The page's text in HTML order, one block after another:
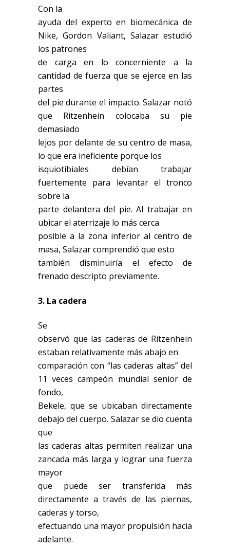
Con la
ayuda del experto en biomecánica de
Nike, Gordon Valiant, Salazar estudió
los patrones
de carga en lo concerniente a la
cantidad de fuerza que se ejerce en las
partes
del pie durante el impacto. Salazar notó
que Ritzenhein colocaba su pie
demasiado
lejos por delante de su centro de masa,
lo que era ineficiente porque los
isquiotibiales debían trabajar
fuertemente para levantar el tronco
sobre la
parte delantera del pie. Al trabajar en
ubicar el aterrizaje lo más cerca
posible a la zona inferior al centro de
masa, Salazar comprendió que esto
también disminuiría el efecto de
frenado descripto previamente.
3. La cadera
Se
observó que las caderas de Ritzenhein
estaban relativamente más abajo en
comparación con “las caderas altas” del
11 veces campeón mundial senior de
fondo,
Bekele, que se ubicaban directamente
debajo del cuerpo. Salazar se dio cuenta
que
las caderas altas permiten realizar una
zancada más larga y lograr una fuerza
mayor
que puede ser transferida más
directamente a través de las piernas,
caderas y torso,
efectuando una mayor propulsión hacia
adelante.